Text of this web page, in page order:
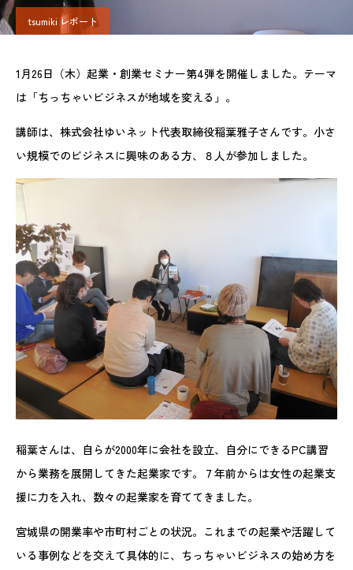
tsumiki レポート
1月26日（木）起業・創業セミナー第4弾を開催しました。テーマ
は「ちっちゃいビジネスが地域を変える」。
講師は、株式会社ゆいネット代表取締役稲葉雅子さんです。小さ
い規模でのビジネスに興味のある方、８人が参加しました。
稲葉さんは、自らが2000年に会社を設立、自分にできるPC講習
から業務を展開してきた起業家です。７年前からは女性の起業支
援に力を入れ、数々の起業家を育ててきました。
宮城県の開業率や市町村ごとの状況。これまでの起業や活躍して
いる事例などを交えて具体的に、ちっちゃいビジネスの始め方を